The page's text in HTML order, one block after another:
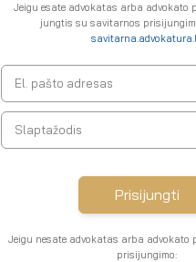
Jeigu esate advokatas arba advokato
jungtis su savitarnos
El. pašto adresas
Slaptažodis
Prisijungti
Jeigu nesate advokatas arba advokato
prisijungimo: